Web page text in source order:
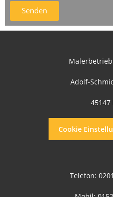
Senden
Adolf-
45147
Cookie
Telefon: